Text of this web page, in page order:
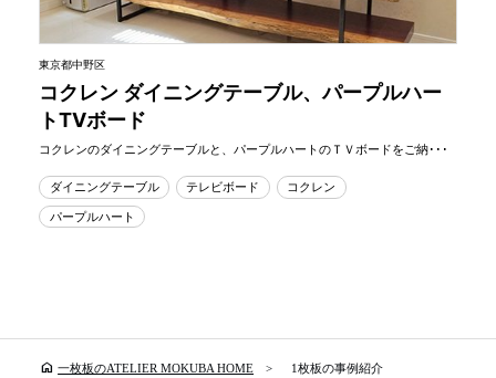
東京都中野区
コクレン ダイニングテーブル、パープルハー
トTVボード
コクレンのダイニングテーブルと、パープルハートのＴＶボードをご納･･･
ダイニングテーブル テレビボード
コクレン
パープルハート
home 一枚板のATELIER MOKUBA HOME 1枚板の事例紹介